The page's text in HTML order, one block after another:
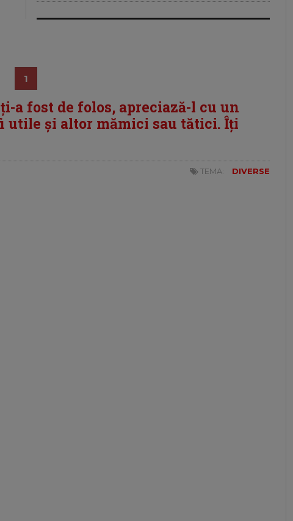
1
a fost de folos, apreciază-l cu un
utile și altor mămici sau tătici. Îți
TEMA: DIVERSE